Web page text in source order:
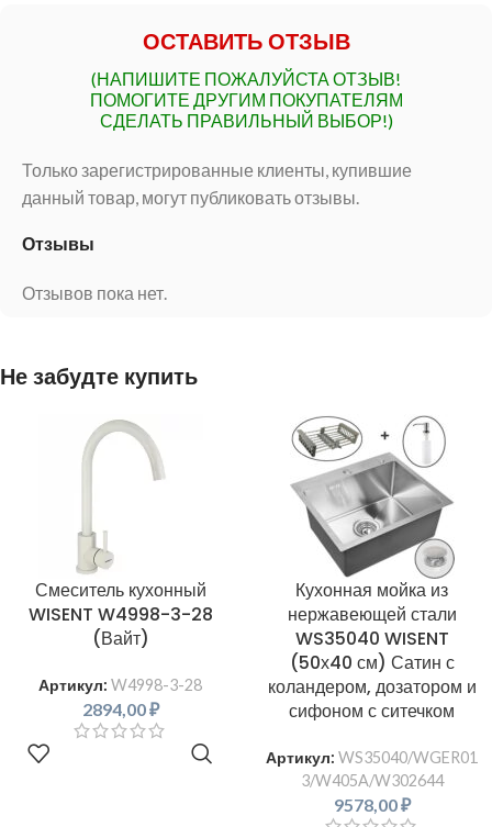
ОСТАВИТЬ ОТЗЫВ
(НАПИШИТЕ ПОЖАЛУЙСТА ОТЗЫВ!
ПОМОГИТЕ ДРУГИМ ПОКУПАТЕЛЯМ
СДЕЛАТЬ ПРАВИЛЬНЫЙ ВЫБОР!)
Отзывы
Отзывов пока нет.
Только зарегистрированные клиенты, купившие
данный товар, могут публиковать отзывы.
Не забудте купить
Смеситель кухонный
WISENT W4998-3-28
(Вайт)
Артикул: W4998-3-28
2894,00₽
Кухонная мойка из
нержавеющей стали
WS35040 WISENT
(50х40 см) Сатин с
коландером, дозатором и
сифоном с ситечком
Артикул: WS35040/WGER01
3/W405A/W302644
9578,00₽